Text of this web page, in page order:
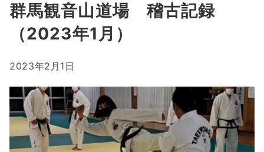
群馬観音山道場 稽古記録
（2023年1月）
2023年2月1日